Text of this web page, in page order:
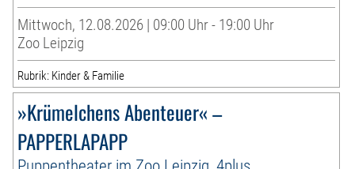
Mittwoch, 12.08.2026 | 09:00 Uhr - 19:00 Uhr
Zoo Leipzig
Rubrik: Kinder & Familie
»Krümelchens Abenteuer« –
PAPPERLAPAPP